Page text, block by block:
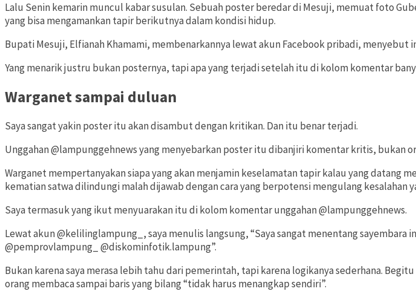
Lalu Senin kemarin muncul kabar susulan. Sebuah poster beredar di Mesuji, memuat foto
yang bisa mengamankan tapir berikutnya dalam kondisi hidup.
Bupati Mesuji, Elfianah Khamami, membenarkannya lewat akun Facebook pribadi,
Yang menarik justru bukan posternya, tapi apa yang terjadi setelah itu di kolom komentar
Warganet sampai duluan
Saya sangat yakin poster itu akan disambut dengan kritikan. Dan itu benar terjadi.
Unggahan @lampunggehnews yang menyebarkan poster itu dibanjiri komentar kritis, bukan
Warganet mempertanyakan siapa yang akan menjamin keselamatan tapir kalau yang datang
kematian satwa dilindungi malah dijawab dengan cara yang berpotensi mengulang kesalahan
Saya termasuk yang ikut menyuarakan itu di kolom komentar unggahan @lampunggehnews.
Lewat akun @kelilinglampung_, saya menulis langsung, “Saya sangat menentang
@pemprovlampung_ @diskominfotik.lampung”.
Bukan karena saya merasa lebih tahu dari pemerintah, tapi karena logikanya sederhana.
orang membaca sampai baris yang bilang “tidak harus menangkap sendiri”.